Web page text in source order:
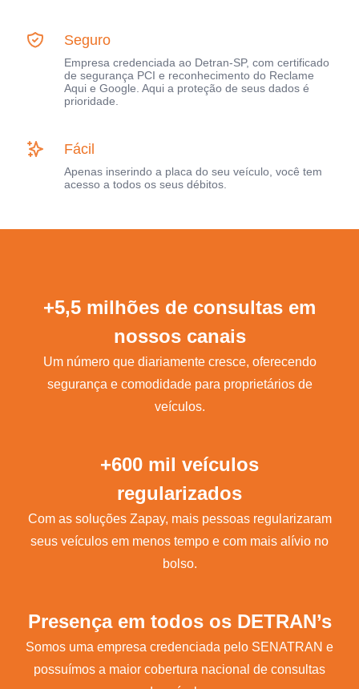
Seguro
Empresa credenciada ao Detran-SP, com certificado
de segurança PCI e reconhecimento do Reclame
Aqui e Google. Aqui a proteção de seus dados é
prioridade.
Fácil
Apenas inserindo a placa do seu veículo, você tem
acesso a todos os seus débitos.
+5,5 milhões de consultas em
nossos canais
Um número que diariamente cresce, oferecendo
segurança e comodidade para proprietários de
veículos.
+600 mil veículos
regularizados
Com as soluções Zapay, mais pessoas regularizaram
seus veículos em menos tempo e com mais alívio no
bolso.
Presença em todos os DETRAN’s
Somos uma empresa credenciada pelo SENATRAN e
possuímos a maior cobertura nacional de consultas